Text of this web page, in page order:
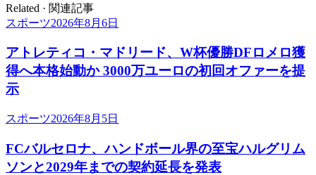
Related · 関連記事
スポーツ2026年8月6日
アトレティコ・マドリード、W杯優勝DFロメロ獲
得へ本格始動か 3000万ユーロの初回オファーを提
示
スポーツ2026年8月5日
FCバルセロナ、ハンドボール界の至宝ハルグリム
ソンと2029年までの契約延長を発表